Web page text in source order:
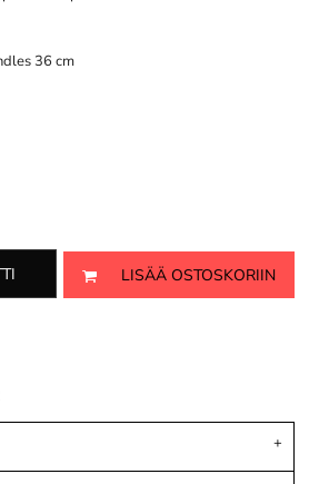
36 cm
LISÄÄ OSTOSKORIIN